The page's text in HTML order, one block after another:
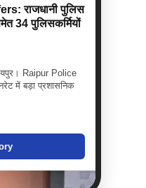
राजधानी पुलिस
34 पुलिसकर्मियों
Raipur Police
में बड़ा प्रशासनिक